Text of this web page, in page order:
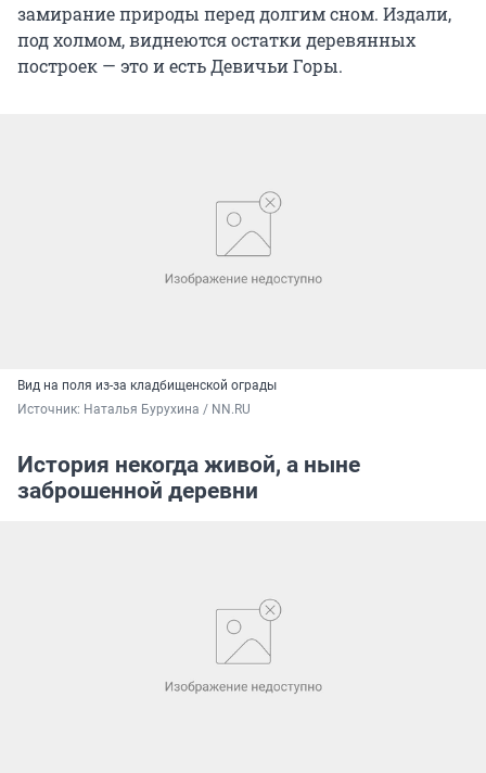
замирание природы перед долгим сном. Издали,
под холмом, виднеются остатки деревянных
построек — это и есть Девичьи Горы.
Вид на поля из-за кладбищенской ограды
Источник: Наталья Бурухина / NN.RU
История некогда живой, а ныне
заброшенной деревни